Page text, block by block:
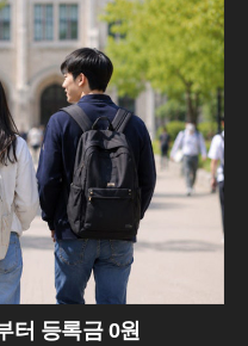
터 등록금 0원